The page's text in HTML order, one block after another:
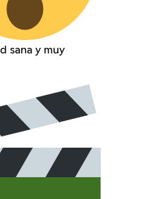
sana y muy